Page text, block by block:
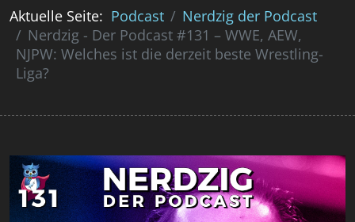
Aktuelle Seite: Podcast
Nerdzig der Podcast
Nerdzig - Der Podcast #131 – WWE, AEW,
NJPW: Welches ist die derzeit beste Wrestling-
Liga?